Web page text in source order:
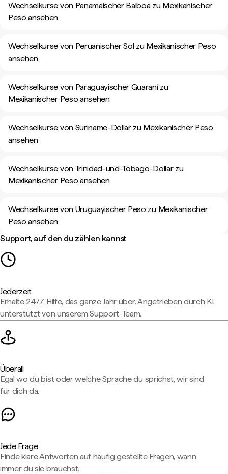
Wechselkurse von Panamaischer Balboa zu Mexikanischer
Peso ansehen
Wechselkurse von Peruanischer Sol zu Mexikanischer Peso
ansehen
Wechselkurse von Paraguayischer Guaraní zu
Mexikanischer Peso ansehen
Wechselkurse von Suriname-Dollar zu Mexikanischer Peso
ansehen
Wechselkurse von Trinidad-und-Tobago-Dollar zu
Mexikanischer Peso ansehen
Wechselkurse von Uruguayischer Peso zu Mexikanischer
Peso ansehen
Support, auf den du zählen kannst
Jederzeit
Erhalte 24/7 Hilfe, das ganze Jahr über. Angetrieben durch KI,
unterstützt von unserem Support-Team.
Überall
Egal wo du bist oder welche Sprache du sprichst, wir sind
für dich da.
Jede Frage
Finde klare Antworten auf häufig gestellte Fragen, wann
immer du sie brauchst.